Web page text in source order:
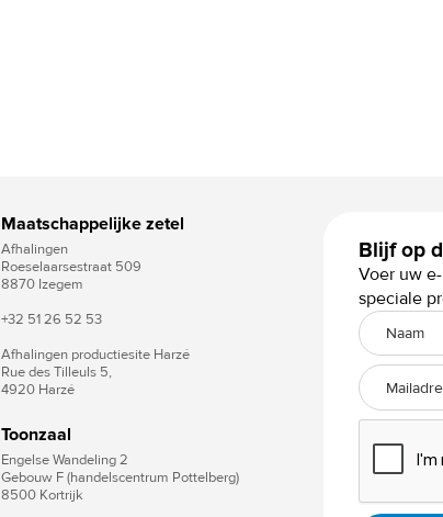
Maatschappelijke zetel
Afhalingen
Roeselaarsestraat 509
8870 Izegem
+32 51 26 52 53
Afhalingen productiesite Harzé
Rue des Tilleuls 5,
4920 Harzé
Toonzaal
Engelse Wandeling 2
Gebouw F (handelscentrum Pottelberg)
8500 Kortrijk
Blijf op
Voer uw
speciale